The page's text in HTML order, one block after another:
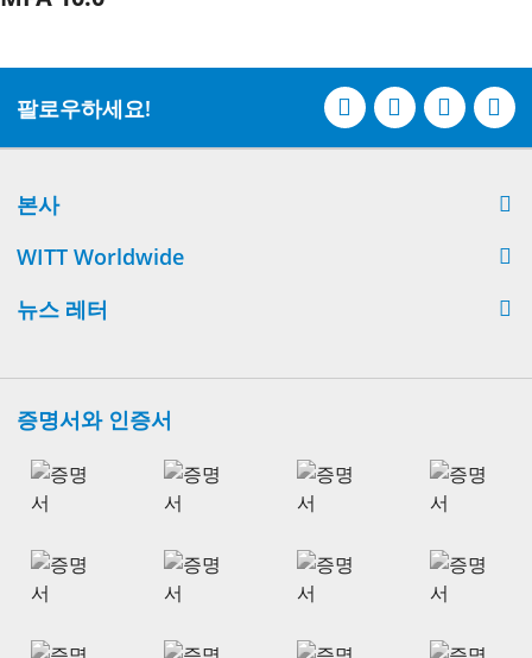
팔로우하세요!
본사
WITT Worldwide
뉴스 레터
증명서와 인증서